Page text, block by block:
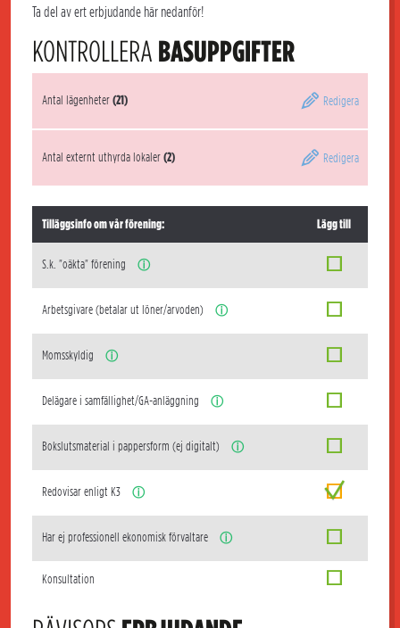
Ta del av ert erbjudande här nedanför!
KONTROLLERA BASUPPGIFTER
Antal lägenheter(21) Redigera
Antal externt uthyrda lokaler(2) Redigera
Tilläggsinfo om vår förening: Lägg till
S.k. "oäkta" förening ⓘ
Arbetsgivare (betalar ut löner/arvoden) ⓘ
Momsskyldig ⓘ
Delägare i samfällighet/GA-anläggning ⓘ
Bokslutsmaterial i pappersform (ej digitalt) ⓘ
Redovisar enligt K3 ⓘ
Har ej professionell ekonomisk förvaltare ⓘ
Konsultation